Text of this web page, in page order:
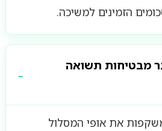
הזמינים למשיכה.
מבטיחות תשואה
את אופי המסלול